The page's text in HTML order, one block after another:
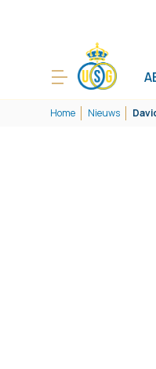
Home Nieuws